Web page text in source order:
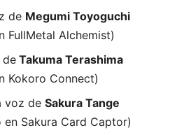
de Megumi Toyoguchi
FullMetal Alchemist)
de Takuma Terashima
Kokoro Connect)
voz de Sakura Tange
Sakura Card Captor)